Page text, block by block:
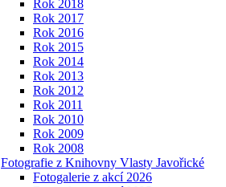
Rok 2018
Rok 2017
Rok 2016
Rok 2015
Rok 2014
Rok 2013
Rok 2012
Rok 2011
Rok 2010
Rok 2009
Rok 2008
Fotografie z Knihovny Vlasty Javořické
Fotogalerie z akcí 2026